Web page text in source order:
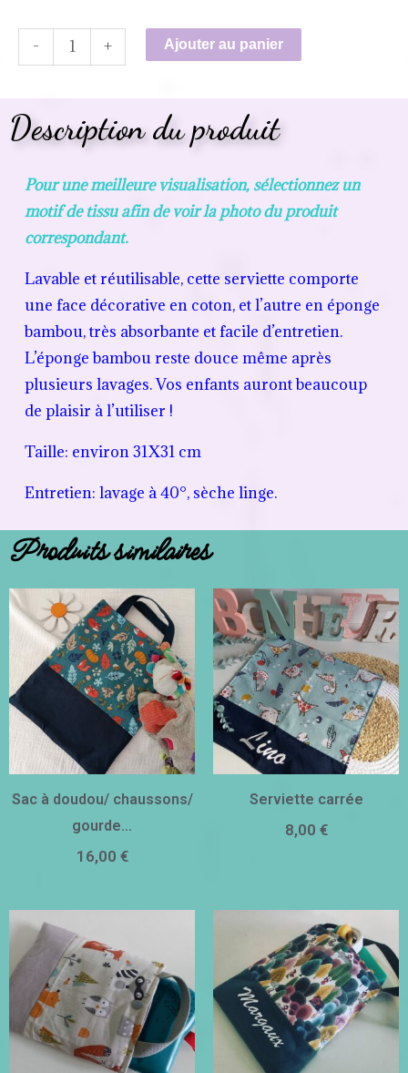
- + Ajouter au panier
Description du produit
Pour une meilleure visualisation, sélectionnez un
motif de tissu afin de voir la photo du produit
correspondant.
Lavable et réutilisable, cette serviette comporte
une face décorative en coton, et l’autre en éponge
bambou, très absorbante et facile d’entretien.
L’éponge bambou reste douce même après
plusieurs lavages. Vos enfants auront beaucoup
de plaisir à l’utiliser !
Taille: environ 31X31 cm
Entretien: lavage à 40°, sèche linge.
Produits similaires
Sac à doudou/ chaussons/
gourde…
16,00 €
Serviette carrée
8,00 €